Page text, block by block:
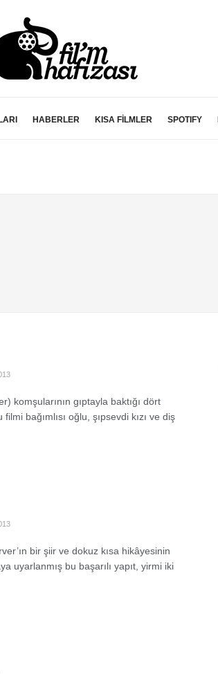
HABERLER KISA FİLMLER SPOTIFY
komşularının gıptayla baktığı dört
bağımlısı oğlu, şıpsevdi kızı ve diş
bir şiir ve dokuz kısa hikâyesinin
uyarlanmış bu başarılı yapıt, yirmi iki